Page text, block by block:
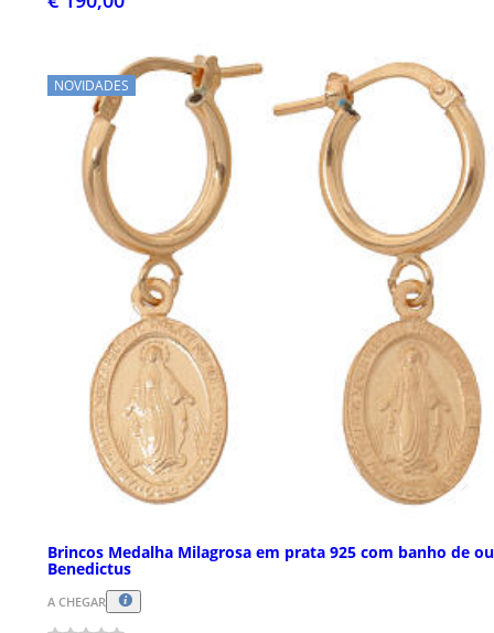
NOVIDADES
Brincos Medalha Milagrosa em prata 925 com banho de
Benedictus
A CHEGAR